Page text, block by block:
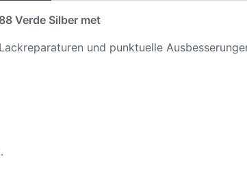
Verde Silber met
und punktuelle